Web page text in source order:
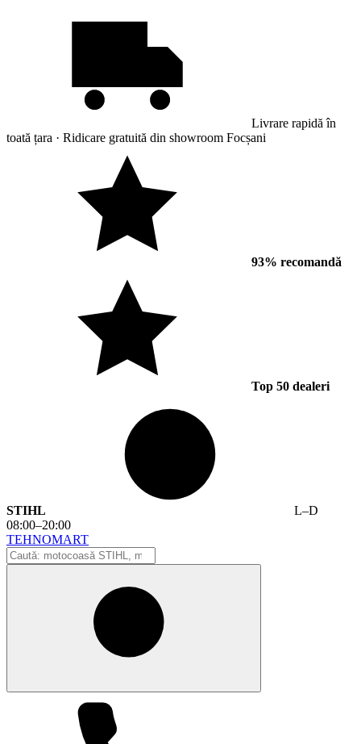
Livrare rapidă în
toată țara · Ridicare gratuită din showroom Focșani
93% recomandă
Top 50 dealeri
STIHL
L–D
08:00–20:00
TEHNOMART